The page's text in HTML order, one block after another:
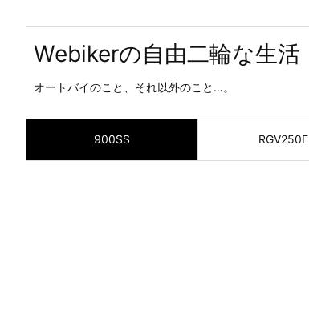
Webikerの自由二輪な生活
オートバイのこと、それ以外のこと…。
900SS RGV250Γ